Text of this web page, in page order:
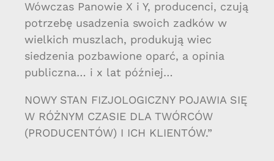
Wówczas Panowie X i Y, producenci, czują
potrzebę usadzenia swoich zadków w
wielkich muszlach, produkują wiec
siedzenia pozbawione oparć, a opinia
publiczna… i x lat później…
NOWY STAN FIZJOLOGICZNY POJAWIA SIĘ
W RÓŻNYM CZASIE DLA TWÓRCÓW
(PRODUCENTÓW) I ICH KLIENTÓW.”